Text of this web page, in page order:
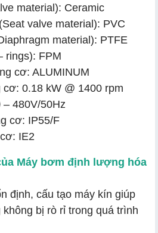
material): Ceramic
valve material): PVC
material): PTFE
rings): FPM
cơ: ALUMINUM
cơ: 0.18 kW @ 1400 rpm
– 480V/50Hz
cơ: IP55/F
IE2
Máy bơm định lượng hóa
định, cấu tạo máy kín giúp
bị rò rỉ trong quá trình